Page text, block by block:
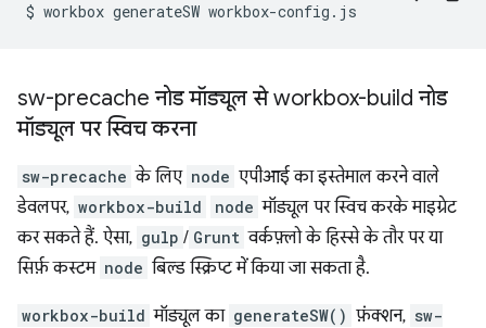
$ workbox generateSW
sw-precache नोड मॉड्यूल से workbox-build नोड
मॉड्यूल पर स्विच करना
sw-precache के लिए node एपीआई का इस्तेमाल करने वाले
डेवलपर, workbox-build node मॉड्यूल पर स्विच करके माइग्रेट
कर सकते हैं. ऐसा, gulp / Grunt वर्कफ़्लो के हिस्से के तौर पर या
सिर्फ़ कस्टम node बिल्ड स्क्रिप्ट में किया जा सकता है.
workbox-build मॉड्यूल का generateSW() फ़ंक्शन, sw-